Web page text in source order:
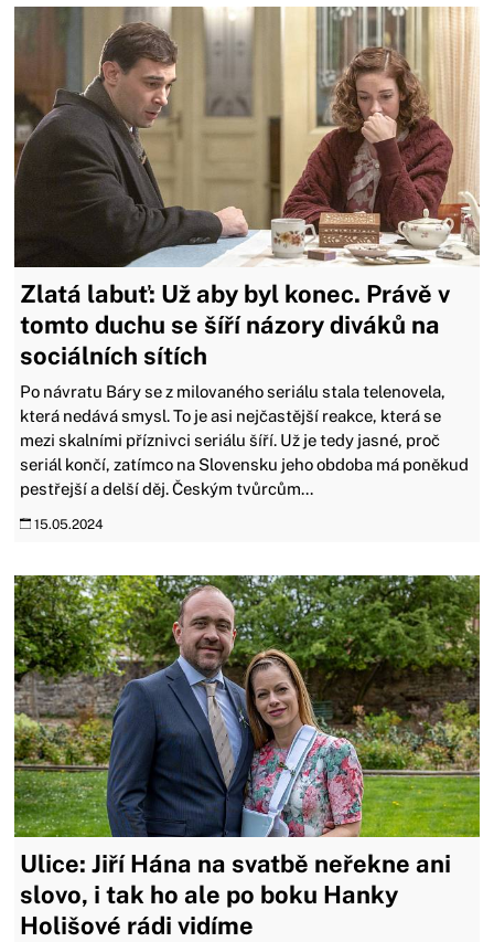
Zlatá labuť: Už aby byl konec. Právě v
tomto duchu se šíří názory diváků na
sociálních sítích
Po návratu Báry se z milovaného seriálu stala telenovela,
která nedává smysl. To je asi nejčastější reakce, která se
mezi skalními příznivci seriálu šíří. Už je tedy jasné, proč
seriál končí, zatímco na Slovensku jeho obdoba má poněkud
pestřejší a delší děj. Českým tvůrcům...
15.05.2024
Ulice: Jiří Hána na svatbě neřekne ani
slovo, i tak ho ale po boku Hanky
Holišové rádi vidíme